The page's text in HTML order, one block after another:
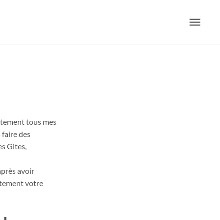
tous mes
des
Gites,
avoir
votre